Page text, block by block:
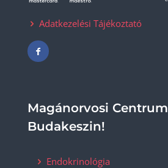
Adatkezelési Tájékoztató
Magánorvosi Centrum
Budakeszin!
Endokrinológia